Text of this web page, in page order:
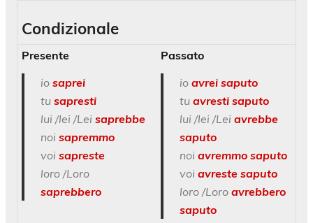
Condizionale
Presente
io saprei
tu sapresti
lui /lei /Lei saprebbe
noi sapremmo
voi sapreste
loro /Loro
saprebbero
Passato
io avrei saputo
tu avresti saputo
lui /lei /Lei avrebbe
saputo
noi avremmo saputo
voi avreste saputo
loro /Loro avrebbero
saputo